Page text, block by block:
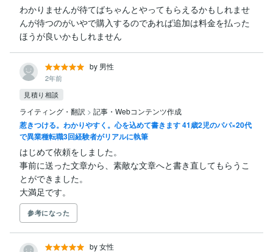
わかりませんが待てばちゃんとやってもらえるかもしれませ
んが待つのがいやで購入するのであれば追加は料金を払った
ほうが良いかもしれません
by 男性
2年前
見積り相談
ライティング・翻訳 > 記事・Webコンテンツ作成
惹きつける。わかりやすく。心を込めて書きます 41歳2児のパパ×20代
で異業種転職3回経験者がリアルに執筆
はじめて依頼をしました。
事前に送った文章から、素敵な文章へと書き直してもらうこ
とができました。
大満足です。
参考になった
by 女性